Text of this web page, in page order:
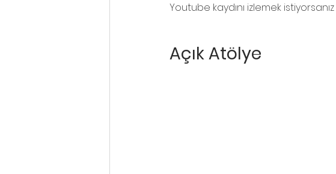
Youtube kaydını izlemek istiyorsanız
Açık Atölye